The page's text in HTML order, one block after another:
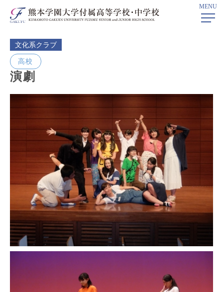
MENU
> 演劇
文化系クラブ
高校
演劇